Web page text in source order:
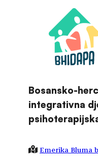
Bosansko-
integrativna
Emerika Bluma